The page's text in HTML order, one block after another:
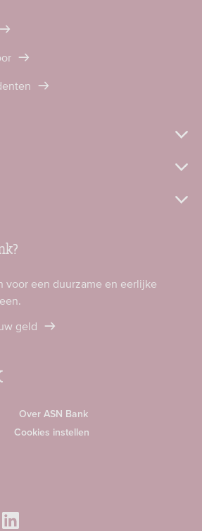
voor een duurzame en eerlijke
geld
Over ASN Bank
Cookies instellen
in